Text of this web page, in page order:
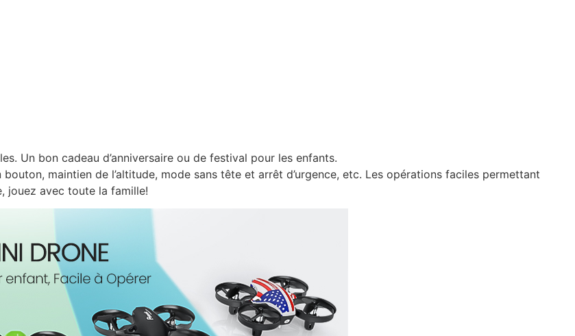
Un bon cadeau d’anniversaire ou de festival pour les enfants.
maintien de l’altitude, mode sans tête et arrêt d’urgence, etc. Les opérations faciles permettant
jouez avec toute la famille!